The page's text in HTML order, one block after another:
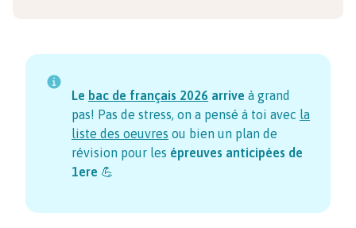
Le bac de français 2026 arrive à grand
pas! Pas de stress, on a pensé à toi avec la
liste des oeuvres ou bien un plan de
révision pour les épreuves anticipées de
1ere 💪